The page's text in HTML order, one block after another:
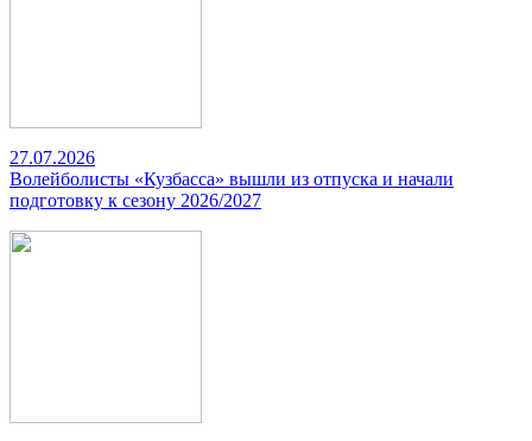
27.07.2026
Волейболисты «Кузбасса» вышли из отпуска и начали
подготовку к сезону 2026/2027